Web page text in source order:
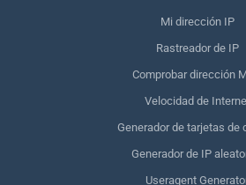
Mi dirección IP
Rastreador de IP
Comprobar dirección
Velocidad de
Generador de tarjetas de
Generador de IP
Useragent